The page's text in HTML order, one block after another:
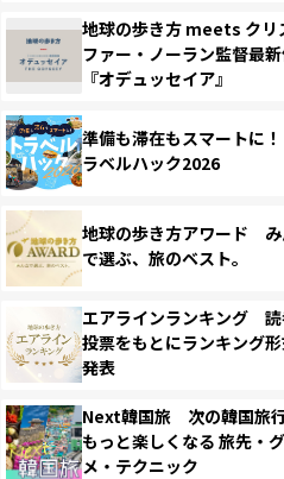
地球の歩き方 meets クリ
ファー・ノーラン監督最
『オデュッセイア』
準備も滞在もスマートに
ラベルハック2026
地球の歩き方アワード
で選ぶ、旅のベスト。
エアラインランキング 読
投票をもとにランキング
発表
Next韓国旅 次の韓国旅
もっと楽しくなる 旅先・
メ・テクニック